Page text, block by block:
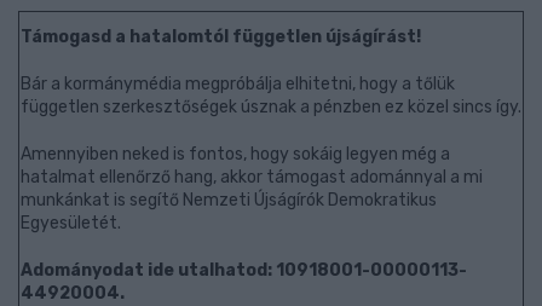
Támogasd a hatalomtól független újságírást!
Bár a kormánymédia megpróbálja elhitetni, hogy a tőlük
független szerkesztőségek úsznak a pénzben ez közel sincs így.
Amennyiben neked is fontos, hogy sokáig legyen még a
hatalmat ellenőrző hang, akkor támogast adománnyal a mi
munkánkat is segítő Nemzeti Újságírók Demokratikus
Egyesületét.
Adományodat ide utalhatod: 10918001-00000113-
44920004.